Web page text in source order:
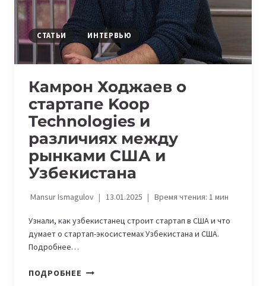
ЭТОЙ
НЕДЕЛЕ
СТАТЬИ ИНТЕРВЬЮ
Камрон Ходжаев о
стартапе Koop
Technologies и
различиях между
рынками США и
Узбекистана
Mansur Ismagulov 13.01.2025 Время чтения: 1мин
Узнали, как узбекистанец строит стартап в США и что
думает о стартап-экосистемах Узбекистана и США.
Подробнее…
ПОДРОБНЕЕ КАМРОН